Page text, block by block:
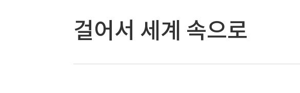
걸어서 세계 속으로